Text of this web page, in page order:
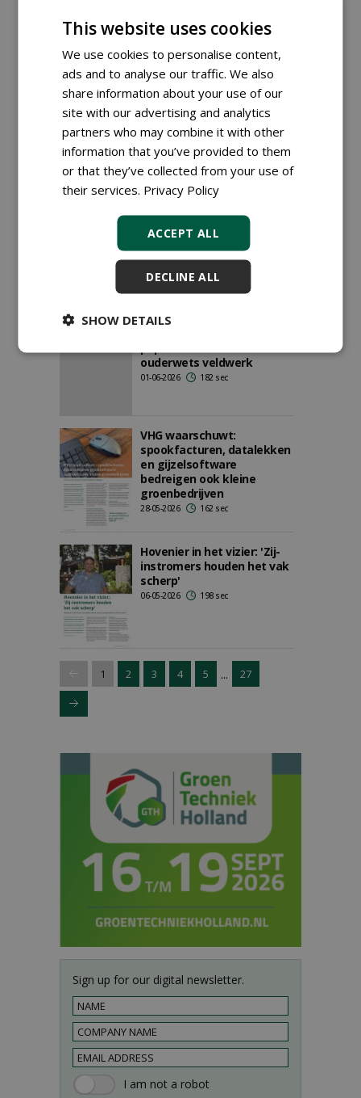
Familiebedrijf GildenGroen
zoekt structuur én mensen
12-06-2026 181 sec
Een hoveniersbedrijf met
buitenkansen
05-06-2026 172 sec
Chris Verstappen van IBOR
ouderwets veldwerk
01-06-2026 182 sec
VHG waarschuwt:
spookfacturen, datalekken
en gijzelsoftware
bedreigen ook kleine
groenbedrijven
28-05-2026 162 sec
Hovenier in het vizier: 'Zij-
instromers houden het vak
scherp'
06-05-2026 198 sec
1 2 3 4 5 ... 27
Sign up for our digital newsletter.
This website uses cookies
We use cookies to personalise content,
ads and to analyse our traffic. We also
share information about your use of our
site with our advertising and analytics
partners who may combine it with other
information that you’ve provided to them
or that they’ve collected from your use of
their services. Privacy Policy
ACCEPT ALL
DECLINE ALL
SHOW DETAILS